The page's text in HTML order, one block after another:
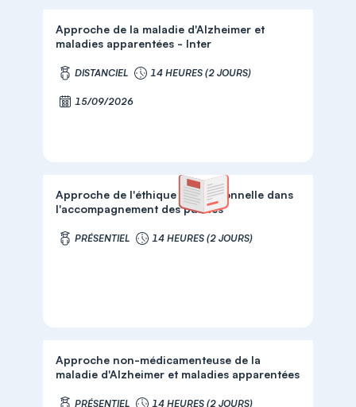
Approche de la maladie d'Alzheimer et
maladies apparentées - Inter
DISTANCIEL 14 HEURES (2 JOURS)
15/09/2026
Approche de l'éthique professionnelle dans
l'accompagnement des publics
PRÉSENTIEL 14 HEURES (2 JOURS)
Approche non-médicamenteuse de la
maladie d'Alzheimer et maladies apparentées
PRÉSENTIEL 14 HEURES (2 JOURS)